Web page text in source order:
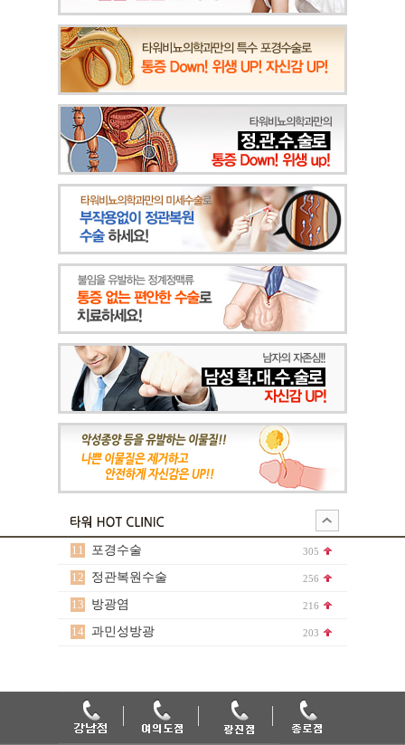
11 포경수술 305
12 정관복원수술 256
13 방광염 216
14 과민성방광 203